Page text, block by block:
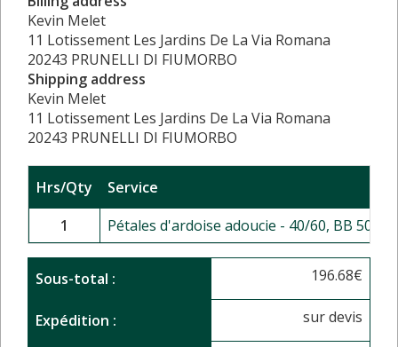
Kevin Melet
11 Lotissement Les Jardins De La Via Romana
20243 PRUNELLI DI FIUMORBO
Shipping address
Kevin Melet
11 Lotissement Les Jardins De La Via Romana
20243 PRUNELLI DI FIUMORBO
Hrs/Qty
Service
1
Pétales d'ardoise adoucie - 40/60, BB 500
Sous-total : 196.68€
Expédition : sur devis